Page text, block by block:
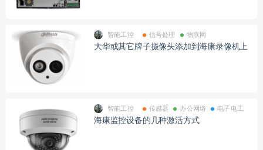
智能工控 信号处理 物联网
大华或其它牌子摄像头添加到海康录像机上
智能工控 传感器 办公网络 电子电工
海康监控设备的几种激活方式